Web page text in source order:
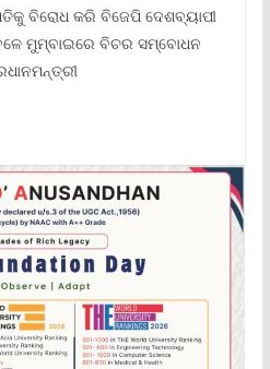
ବିରୋଧ କରି ବିଜେପି ଦେଶବ୍ୟାପୀ
ମୁମ୍ବାଇରେ ବିଚର ସମ୍ବୋଧନ